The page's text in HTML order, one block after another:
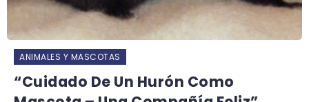
ANIMALES Y MASCOTAS
“Cuidado De Un Hurón Como